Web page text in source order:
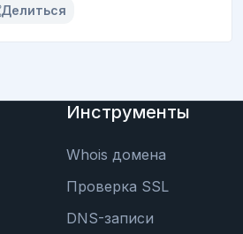
Делиться
Инструменты
Whois домена
Проверка SSL
DNS-записи